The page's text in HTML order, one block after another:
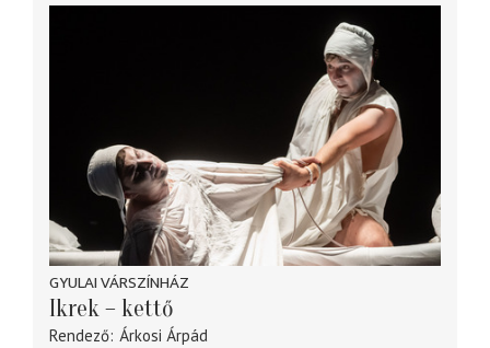
GYULAI VÁRSZÍNHÁZ
Ikrek – kettő
Rendező Árkosi Árpád